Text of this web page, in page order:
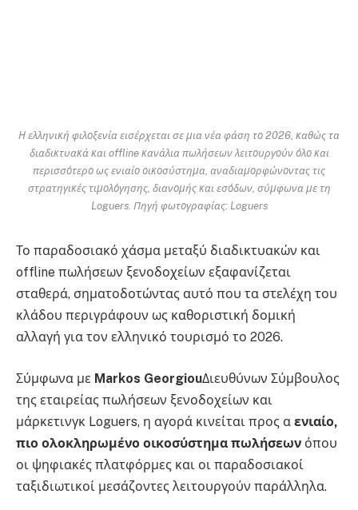
Η ελληνική φιλοξενία εισέρχεται σε μια νέα φάση το 2026, καθώς τα
διαδικτυακά και offline κανάλια πωλήσεων λειτουργούν όλο και
περισσότερο ως ενιαίο οικοσύστημα, αναδιαμορφώνοντας τις
στρατηγικές τιμολόγησης, διανομής και εσόδων, σύμφωνα με τη
Loguers. Πηγή φωτογραφίας: Loguers
Το παραδοσιακό χάσμα μεταξύ διαδικτυακών και
offline πωλήσεων ξενοδοχείων εξαφανίζεται
σταθερά, σηματοδοτώντας αυτό που τα στελέχη του
κλάδου περιγράφουν ως καθοριστική δομική
αλλαγή για τον ελληνικό τουρισμό το 2026.
Σύμφωνα με Markos GeorgiouΔιευθύνων Σύμβουλος
της εταιρείας πωλήσεων ξενοδοχείων και
μάρκετινγκ Loguers, η αγορά κινείται προς α ενιαίο,
πιο ολοκληρωμένο οικοσύστημα πωλήσεων όπου
οι ψηφιακές πλατφόρμες και οι παραδοσιακοί
ταξιδιωτικοί μεσάζοντες λειτουργούν παράλληλα.